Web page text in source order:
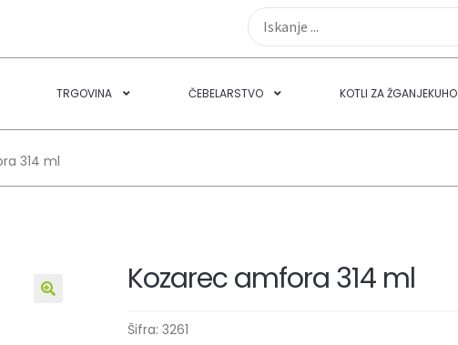
TRGOVINA ČEBELARSTVO KOTLI ZA ŽGANJEKUHO
314 ml
Kozarec amfora 314 ml
Šifra: 3261